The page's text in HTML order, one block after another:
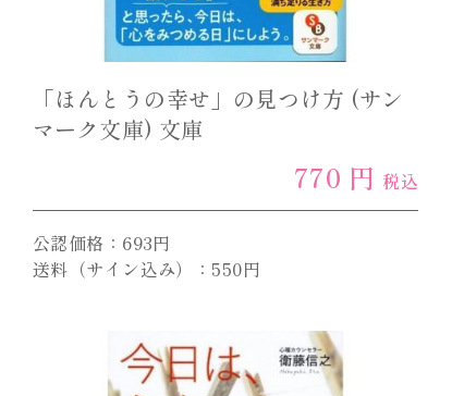
「ほんとうの幸せ」の見つけ方 (サン
マーク文庫) 文庫
770 円 税込
公認価格：693円
送料（サイン込み）：550円